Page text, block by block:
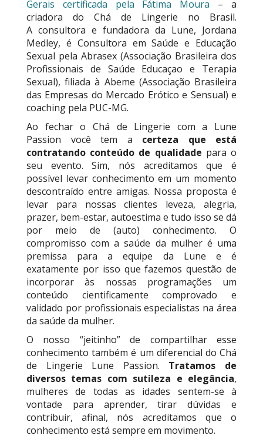
Gerais certificada pela Fátima Moura – a
criadora do Chá de Lingerie no Brasil.
A consultora e fundadora da Lune, Jordana
Medley, é Consultora em Saúde e Educação
Sexual pela Abrasex (Associação Brasileira dos
Profissionais de Saúde Educaçao e Terapia
Sexual), filiada à Abeme (Associação Brasileira
das Empresas do Mercado Erótico e Sensual) e
coaching pela PUC-MG.
Ao fechar o Chá de Lingerie com a Lune
Passion você tem a certeza que está
contratando conteúdo de qualidade para o
seu evento. Sim, nós acreditamos que é
possível levar conhecimento em um momento
descontraído entre amigas. Nossa proposta é
levar para nossas clientes leveza, alegria,
prazer, bem-estar, autoestima e tudo isso se dá
por meio de (auto) conhecimento. O
compromisso com a saúde da mulher é uma
premissa para a equipe da Lune e é
exatamente por isso que fazemos questão de
incorporar às nossas programações um
conteúdo cientificamente comprovado e
validado por profissionais especialistas na área
da saúde da mulher.
O nosso “jeitinho” de compartilhar esse
conhecimento também é um diferencial do Chá
de Lingerie Lune Passion. Tratamos de
diversos temas com sutileza e elegância,
mulheres de todas as idades sentem-se à
vontade para aprender, tirar dúvidas e
contribuir, afinal, nós acreditamos que o
conhecimento está sempre em movimento.